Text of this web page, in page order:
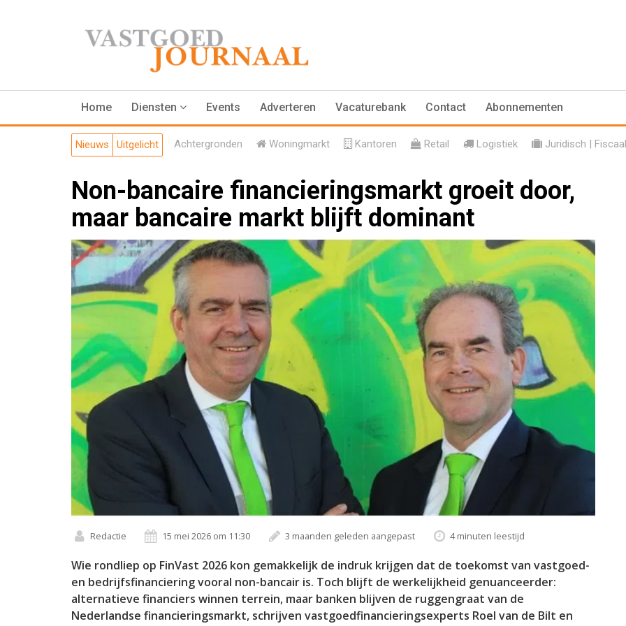
Home Diensten Events Adverteren Vacaturebank Contact Abonnementen
Nieuws Uitgelicht Achtergronden Woningmarkt Kantoren Retail Logistiek Juridisch | Fiscaal
Non-bancaire financieringsmarkt groeit door,
maar bancaire markt blijft dominant
Redactie 15 mei 2026 om 11:30 3 maanden geleden aangepast 4 minuten leestijd
Wie rondliep op FinVast 2026 kon gemakkelijk de indruk krijgen dat de toekomst van vastgoed-
en bedrijfsfinanciering vooral non-bancair is. Toch blijft de werkelijkheid genuanceerder:
alternatieve financiers winnen terrein, maar banken blijven de ruggengraat van de
Nederlandse financieringsmarkt, schrijven vastgoedfinancieringsexperts Roel van de Bilt en